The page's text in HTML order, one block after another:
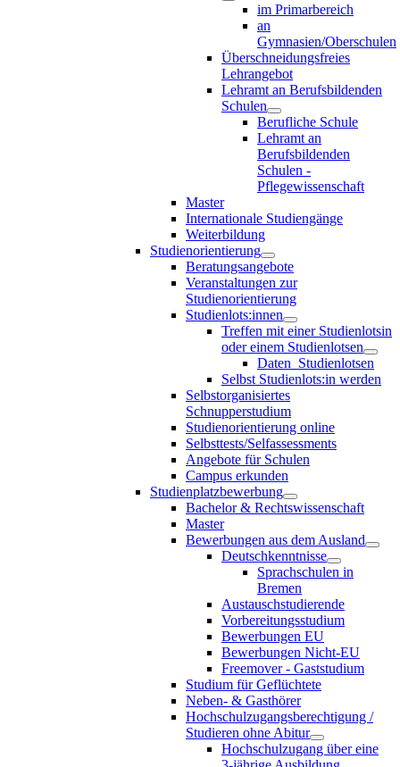
im Primarbereich
an
Gymnasien/Oberschulen
Überschneidungsfreies
Lehrangebot
Lehramt an Berufsbildenden
Schulen
Berufliche Schule
Lehramt an
Berufsbildenden
Schulen -
Pflegewissenschaft
Master
Internationale Studiengänge
Weiterbildung
Studienorientierung
Beratungsangebote
Veranstaltungen zur
Studienorientierung
Studienlots:innen
Treffen mit einer Studienlotsin
oder einem Studienlotsen
Daten_Studienlotsen
Selbst Studienlots:in werden
Selbstorganisiertes
Schnupperstudium
Studienorientierung online
Selbsttests/Selfassessments
Angebote für Schulen
Campus erkunden
Studienplatzbewerbung
Bachelor & Rechtswissenschaft
Master
Bewerbungen aus dem Ausland
Deutschkenntnisse
Sprachschulen in
Bremen
Austauschstudierende
Vorbereitungsstudium
Bewerbungen EU
Bewerbungen Nicht-EU
Freemover - Gaststudium
Studium für Geflüchtete
Neben- & Gasthörer
Hochschulzugangsberechtigung /
Studieren ohne Abitur
Hochschulzugang über eine